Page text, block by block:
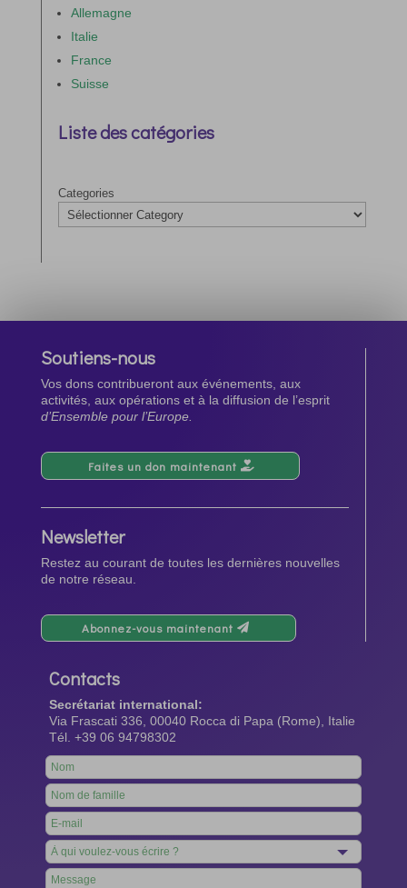
Allemagne
Italie
France
Suisse
Liste des catégories
Categories
Soutiens-nous
Vos dons contribueront aux événements, aux
activités, aux opérations et à la diffusion de l’esprit
d’Ensemble pour l’Europe.
Faites un don maintenant
Newsletter
Restez au courant de toutes les dernières nouvelles
de notre réseau.
Abonnez-vous maintenant
Contacts
Secrétariat international:
Via Frascati 336, 00040 Rocca di Papa (Rome), Italie
Tél. +39 06 94798302
Leave
this
field
blank